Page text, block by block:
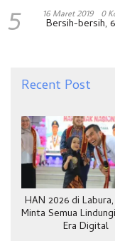
5 16 Maret 2019 0
Bersih-bersih,
Recent Post
HAN 2026 di
Minta Semua
Era Digital